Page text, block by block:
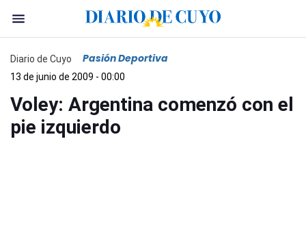
Diario de Cuyo Pasión Deportiva
13 de junio de 2009 - 00:00
Voley: Argentina comenzó con el
pie izquierdo